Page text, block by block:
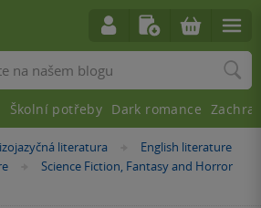
literatura »English literature
»
Science Fiction, Fantasy and Horror
Školní potřeby Dark romance